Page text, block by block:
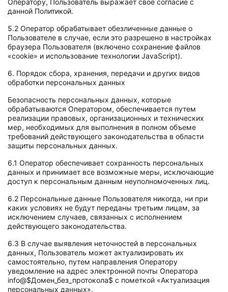
Оператору, Пользователь выражает свое согласие с
данной Политикой.
5.2 Оператор обрабатывает обезличенные данные о
Пользователе в случае, если это разрешено в настройках
браузера Пользователя (включено сохранение файлов
«cookie» и использование технологии JavaScript).
6. Порядок сбора, хранения, передачи и других видов
обработки персональных данных
Безопасность персональных данных, которые
обрабатываются Оператором, обеспечивается путем
реализации правовых, организационных и технических
мер, необходимых для выполнения в полном объеме
требований действующего законодательства в области
защиты персональных данных.
6.1 Оператор обеспечивает сохранность персональных
данных и принимает все возможные меры, исключающие
доступ к персональным данным неуполномоченных лиц.
6.2 Персональные данные Пользователя никогда, ни при
каких условиях не будут переданы третьим лицам, за
исключением случаев, связанных с исполнением
действующего законодательства.
6.3 В случае выявления неточностей в персональных
данных, Пользователь может актуализировать их
самостоятельно, путем направления Оператору
уведомление на адрес электронной почты Оператора
info@$Домен_без_протокола$ с пометкой «Актуализация
персональных данных».